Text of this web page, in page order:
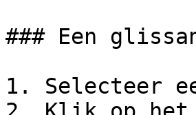
### Een
1. Selecteer